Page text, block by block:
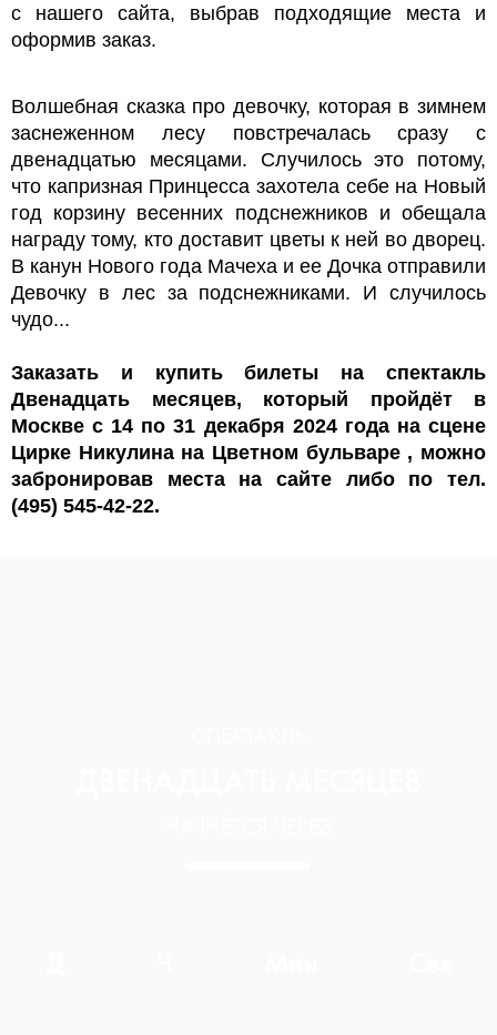
с нашего сайта, выбрав подходящие места и
оформив заказ.
Волшебная сказка про девочку, которая в зимнем
заснеженном лесу повстречалась сразу с
двенадцатью месяцами. Случилось это потому,
что капризная Принцесса захотела себе на Новый
год корзину весенних подснежников и обещала
награду тому, кто доставит цветы к ней во дворец.
В канун Нового года Мачеха и ее Дочка отправили
Девочку в лес за подснежниками. И случилось
чудо...
Заказать и купить билеты на спектакль
Двенадцать месяцев, который пройдёт в
Москве с 14 по 31 декабря 2024 года на сцене
Цирке Никулина на Цветном бульваре , можно
забронировав места на сайте либо по тел.
(495) 545-42-22.